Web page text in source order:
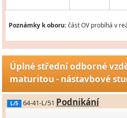
Poznámky k oboru:část OV probíhá v
Úplné střední odborné
maturitou - nástavbové
L/5 64-41-L/51 Podnikání